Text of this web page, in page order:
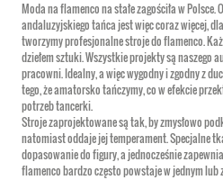
Moda na flamenco na stałe zagościła w
andaluzyjskiego tańca jest więc coraz więcej,
tworzymy profesjonalne stroje do flamenco.
dziełem sztuki. Wszystkie projekty są naszego
pracowni. Idealny, a więc wygodny i zgodny z
tego, że amatorsko tańczymy, co w efekcie
potrzeb tancerki.
Stroje zaprojektowane są tak, by zmysłowo
natomiast oddaje jej temperament. Specjalne
dopasowanie do figury, a jednocześnie
flamenco bardzo często powstaje w jednym